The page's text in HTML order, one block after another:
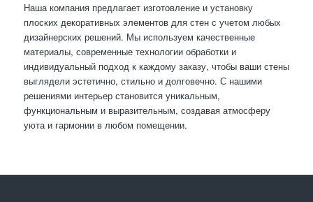
Наша компания предлагает изготовление и установку
плоских декоративных элементов для стен с учетом любых
дизайнерских решений. Мы используем качественные
материалы, современные технологии обработки и
индивидуальный подход к каждому заказу, чтобы ваши стены
выглядели эстетично, стильно и долговечно. С нашими
решениями интерьер становится уникальным,
функциональным и выразительным, создавая атмосферу
уюта и гармонии в любом помещении.